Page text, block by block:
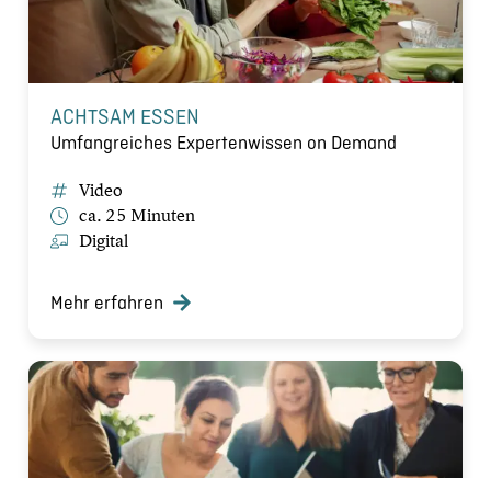
ACHTSAM ESSEN
Umfangreiches Expertenwissen on Demand
Video
ca. 25 Minuten
Digital
Mehr erfahren